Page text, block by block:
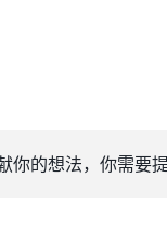
你的想法，你需要